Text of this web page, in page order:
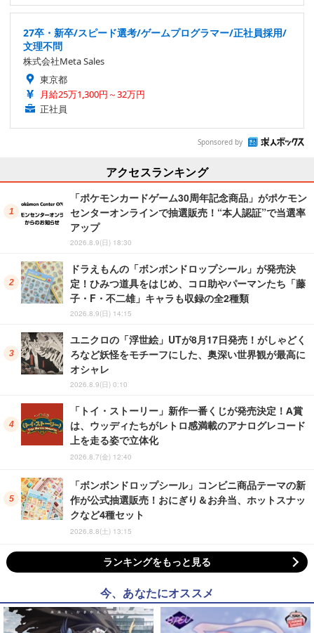
27卒・新卒/スピード選考/ゲームプログラマー/正社員採用/
文理不問
株式会社Meta Sales
東京都
月給25万1,300円～32万円
正社員
Sponsored by
アクセスランキング
「ポケモンカードゲーム30周年記念商品」がポケモン
センターオンラインで抽選販売！“本人認証”で当選率
アップ
2026.8.9(日) 18:30
ドラえもんの「ボンボンドロップシール」が発売決
定！ひみつ道具をはじめ、コロ助やパーマンたち「藤
子・F・不二雄」キャラも収録の全2種類
2026.8.9(日) 14:15
ユニクロの「浮世絵」UTが8月17日発売！がしゃどく
ろなど妖怪をモチーフにした、奥深い世界観が最高に
オシャレ
2026.8.9(日) 0:10
「トイ・ストーリー」新作一番くじが発売決定！A賞
は、ウッディたちがレトロ感満載のアナログレコード
上を走る姿で立体化
2026.8.7(金) 12:40
「ボンボンドロップシール」コンビニ商品テーマの新
作が公式抽選販売！おにぎり＆お弁当、ホットスナッ
クなど4種セット
2026.8.8(土) 13:15
ランキングをもっと見る
今、あなたにオススメ